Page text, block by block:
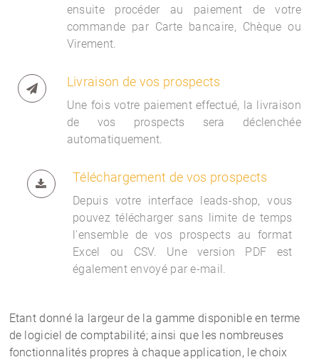
ensuite procéder au paiement de votre
commande par Carte bancaire, Chèque ou
Virement.
Livraison de vos prospects
Une fois votre paiement effectué, la livraison
de vos prospects sera déclenchée
automatiquement.
Téléchargement de vos prospects
Depuis votre interface leads-shop, vous
pouvez télécharger sans limite de temps
l'ensemble de vos prospects au format
Excel ou CSV. Une version PDF est
également envoyé par e-mail.
Etant donné la largeur de la gamme disponible en terme
de logiciel de comptabilité; ainsi que les nombreuses
fonctionnalités propres à chaque application, le choix